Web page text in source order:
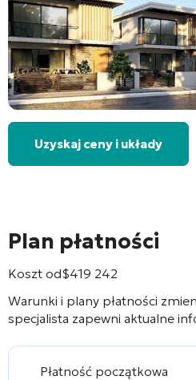
Uzyskaj ceny i układy
Plan płatności
Koszt od$419 242
Warunki i plany płatności
specjalista zapewni aktualne
Płatność początkowa